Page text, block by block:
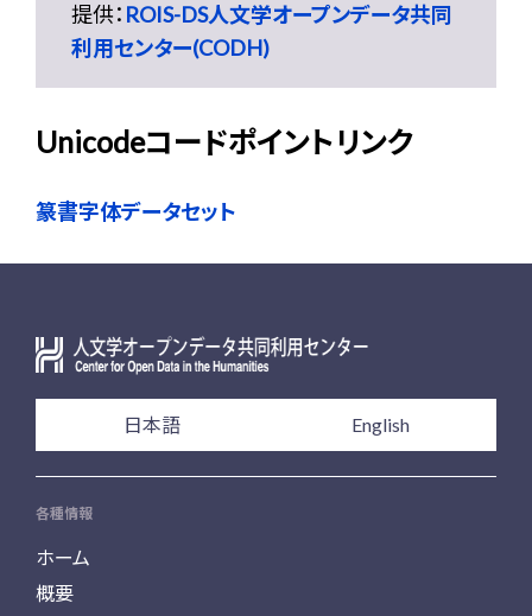
提供： ROIS-DS人文学オープンデータ共同
利用センター(CODH)
Unicodeコードポイントリンク
篆書字体データセット
日本語 English
各種情報
ホーム
概要